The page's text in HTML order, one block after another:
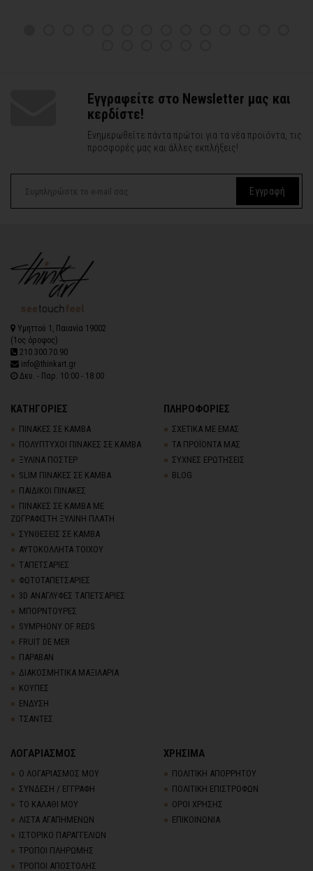
Εγγραφείτε στο Newsletter μας και
κερδίστε!
Ενημερωθείτε πάντα πρώτοι για τα νέα προϊόντα, τις
προσφορές μας και άλλες εκπλήξεις!
Εγγραφή
Υμηττού 1, Παιανία 19002
(1ος όροφος)
210.300.70.90
info@thinkart.gr
Δευ. - Παρ. 10:00 - 18:00
ΚΑΤΗΓΟΡΙΕΣ
ΠΙΝΑΚΕΣ ΣΕ ΚΑΜΒΑ
ΠΟΛΥΠΤΥΧΟΙ ΠΙΝΑΚΕΣ ΣΕ ΚΑΜΒΑ
ΞΥΛΙΝΑ ΠΟΣΤΕΡ
SLIM ΠΙΝΑΚΕΣ ΣΕ ΚΑΜΒΑ
ΠΑΙΔΙΚΟΙ ΠΙΝΑΚΕΣ
ΠΙΝΑΚΕΣ ΣΕ ΚΑΜΒΑ ΜΕ
ΖΩΓΡΑΦΙΣΤΗ ΞΥΛΙΝΗ ΠΛΑΤΗ
ΣΥΝΘΕΣΕΙΣ ΣΕ ΚΑΜΒΑ
ΑΥΤΟΚΟΛΛΗΤΑ ΤΟΙΧΟΥ
TΑΠΕΤΣΑΡΙΕΣ
ΦΩΤΟΤΑΠΕΤΣΑΡΙΕΣ
3D AΝΑΓΛΥΦΕΣ TΑΠΕΤΣΑΡΙΕΣ
ΜΠΟΡΝΤΟΥΡΕΣ
SYMPHONY OF REDS
FRUIT DE MER
ΠΑΡΑΒΑΝ
ΔΙΑΚΟΣΜΗΤΙΚΑ ΜΑΞΙΛΑΡΙΑ
ΚΟΥΠΕΣ
ΕΝΔΥΣΗ
ΤΣΑΝΤΕΣ
ΠΛΗΡΟΦΟΡΙΕΣ
ΣΧΕΤΙΚΑ ΜΕ ΕΜΑΣ
ΤΑ ΠΡΟΪΟΝΤΑ ΜΑΣ
ΣΥΧΝΕΣ ΕΡΩΤΗΣΕΙΣ
BLOG
ΛΟΓΑΡΙΑΣΜΟΣ
Ο ΛΟΓΑΡΙΑΣΜΟΣ ΜΟΥ
ΣΥΝΔΕΣΗ / ΕΓΓΡΑΦΗ
ΤΟ ΚΑΛΑΘΙ ΜΟΥ
ΛΙΣΤΑ ΑΓΑΠΗΜΕΝΩΝ
ΙΣΤΟΡΙΚΟ ΠΑΡΑΓΓΕΛΙΩΝ
ΤΡΟΠΟΙ ΠΛΗΡΩΜΗΣ
ΤΡΟΠΟΙ ΑΠΟΣΤΟΛΗΣ
ΧΡΗΣΙΜΑ
ΠΟΛΙΤΙΚΗ ΑΠΟΡΡΗΤΟΥ
ΠΟΛΙΤΙΚΗ ΕΠΙΣΤΡΟΦΩΝ
ΟΡΟΙ ΧΡΗΣΗΣ
ΕΠΙΚΟΙΝΩΝΙΑ